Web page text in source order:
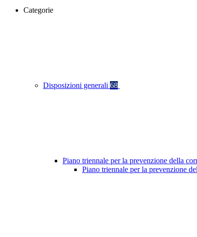
Categorie
Disposizioni generali 68
Piano triennale per la prevenzione della
Piano triennale per la prevenzione